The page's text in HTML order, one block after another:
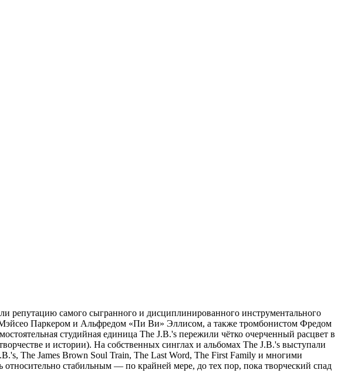
репутацию самого сыгранного и дисциплинированного инструментального
Паркером и Альфредом «Пи Ви» Эллисом, а также тромбонистом Фредом
студийная единица The J.B.'s пережили чётко очерченный расцвет в
и истории). На собственных синглах и альбомах The J.B.'s выступали
The James Brown Soul Train, The Last Word, The First Family и многими
стабильным — по крайней мере, до тех пор, пока творческий спад